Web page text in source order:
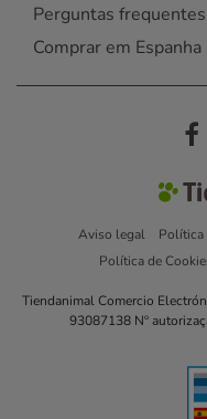
Perguntas frequentes
Comprar em Espanha
Aviso legal Política
Política de
Tiendanimal Comercio
93087138 Nº